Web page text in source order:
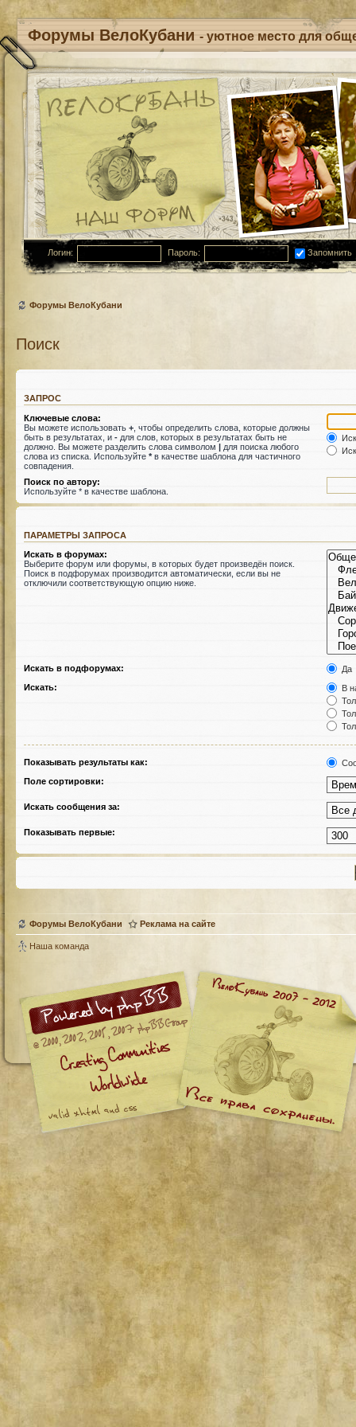
Форумы ВелоКубани - уютное место для
Логин: Пароль: Запомнить
Форумы ВелоКубани
Поиск
ЗАПРОС
Ключевые слова:
Вы можете использовать + , чтобы определить слова, которые должны
быть в результатах, и - для слов, которых в результатах быть не
должно. Вы можете разделить слова символом | для поиска любого
слова из списка. Используйте *в качестве шаблона для частичного
совпадения.
Поиск по автору:
Используйте * в качестве шаблона.
ПАРАМЕТРЫ ЗАПРОСА
Искать в форумах:
Выберите форум или форумы, в которых будет произведён поиск.
Поиск в подфорумах производится автоматически, если вы не
отключили соответствующую опцию ниже.
Искать в подфорумах:
Да
Искать:
В
Показывать результаты как:
Поле сортировки:
Искать сообщения за:
Показывать первые:
Форумы ВелоКубани Реклама на сайте
Наша команда